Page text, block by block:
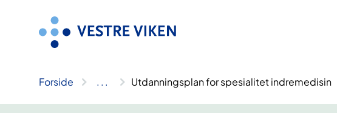
Forside .. . Utdanningsplan for spesialitet indremedisin